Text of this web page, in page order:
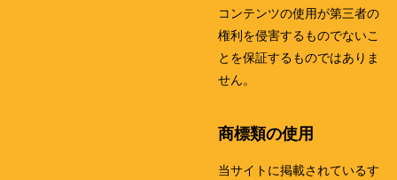
コンテンツの使用が第三者の
権利を侵害するものでないこ
とを保証するものではありま
せん。
商標類の使用
当サイトに掲載されているす